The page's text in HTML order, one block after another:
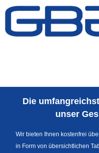
Zum Inhalt
Sprachumschaltung
Die
unser
Wir bieten Ihnen kostenfrei
in Form von übersichtlichen